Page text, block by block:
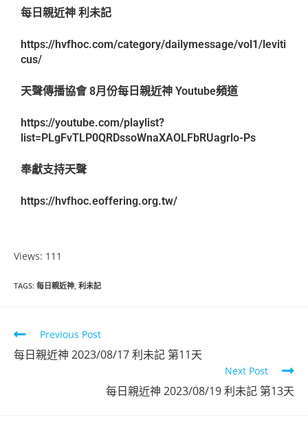
每日親近神 利未記
https://hvfhoc.com/category/dailymessage/vol1/leviti
cus/
天聲傳播協會 8月份每日親近神 Youtube頻道
https://youtube.com/playlist?
list=PLgFvTLP0QRDssoWnaXAOLFbRUagrlo-Ps
奉獻支持天聲
https://hvfhoc.eoffering.org.tw/
Views: 111
TAGS: 每日親近神, 利未記
Previous Post
每日親近神 2023/08/17 利未記 第11天
Next Post
每日親近神 2023/08/19 利未記 第13天